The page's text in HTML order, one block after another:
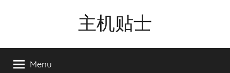
主机贴士
工|BandwagonHost
Menu